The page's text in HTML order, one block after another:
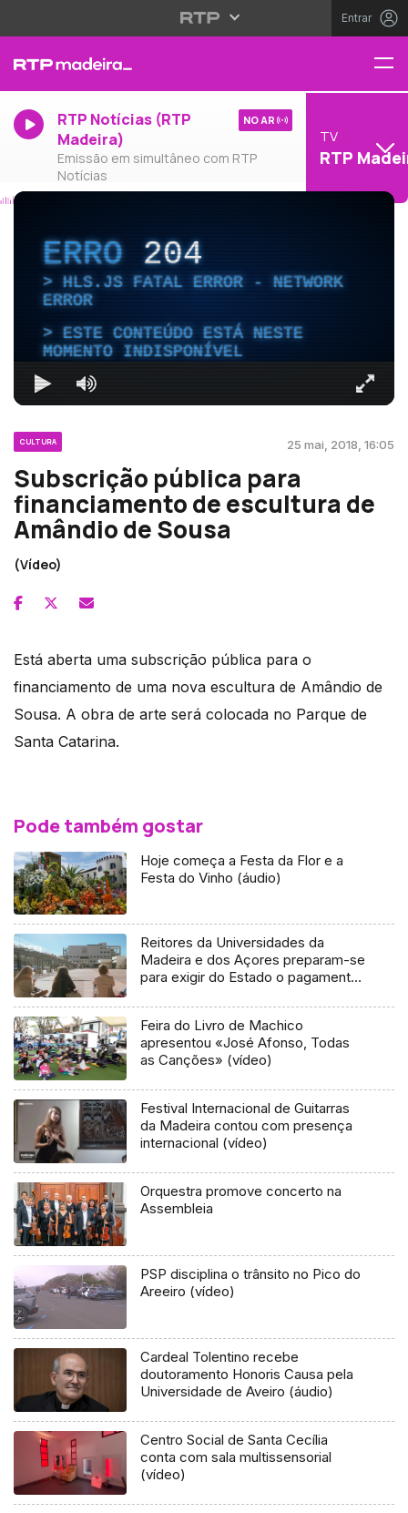
Entrar
RTP Notícias (RTP
Madeira)
Emissão em simultâneo com RTP
Notícias
NO AR
TV
RTP
ERRO204
HLS.JS FATAL ERROR - NETWORK
ERROR
ESTE CONTEÚDO ESTÁ NESTE
MOMENTO INDISPONÍVEL
CULTURA 25 mai, 2018, 16:05
Subscrição pública para
financiamento de escultura de
Amândio de Sousa
(Vídeo)
Está aberta uma subscrição pública para o
financiamento de uma nova escultura de Amândio de
Sousa. A obra de arte será colocada no Parque de
Santa Catarina.
Pode também gostar
Hoje começa a Festa da Flor e a
Festa do Vinho (áudio)
Reitores da Universidades da
Madeira e dos Açores preparam-se
para exigir do Estado o pagamento
Feira do Livro de Machico
apresentou «José Afonso, Todas
as Canções» (vídeo)
Festival Internacional de Guitarras
da Madeira contou com presença
internacional (vídeo)
Orquestra promove concerto na
Assembleia
PSP disciplina o trânsito no Pico do
Areeiro (vídeo)
Cardeal Tolentino recebe
doutoramento Honoris Causa pela
Universidade de Aveiro (áudio)
Centro Social de Santa Cecília
conta com sala multissensorial
(vídeo)